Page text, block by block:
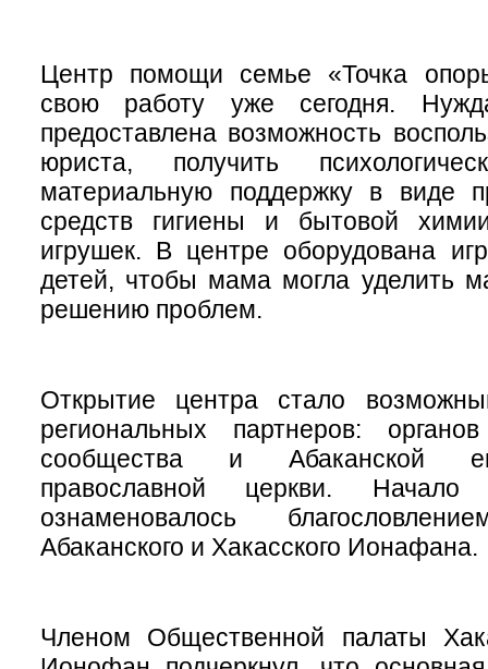
Центр помощи семье «Точка
свою работу уже сегодня.
предоставлена возможность
юриста, получить
материальную поддержку в виде
средств гигиены и бытовой
игрушек. В центре оборудована
детей, чтобы мама могла уделить
решению проблем.
Открытие центра стало
региональных партнеров:
сообщества и Абаканской
православной церкви.
ознаменовалось
Абаканского и Хакасского Ионафана.
Членом Общественной палаты